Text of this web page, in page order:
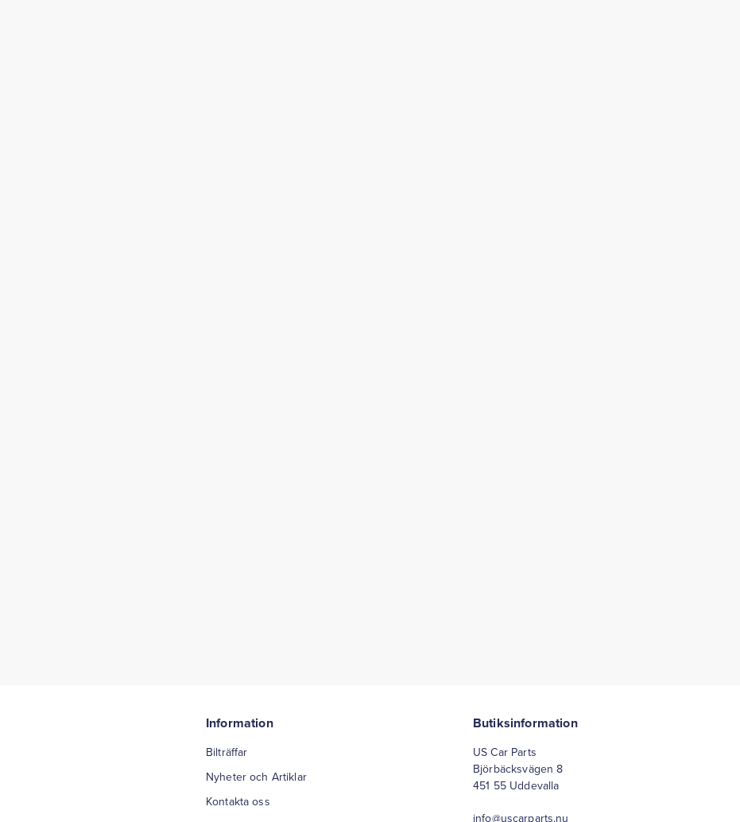
Information
Bilträffar
Nyheter och Artiklar
Kontakta oss
Butiksinformation
US Car Parts
Björbäcksvägen 8
451 55 Uddevalla
info@uscarparts.nu